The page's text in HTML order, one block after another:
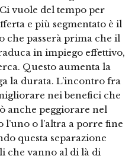
vuole del tempo per
e più segmentato è il
che passerà prima che il
in impiego effettivo,
Questo aumenta la
la durata. L’incontro fra
nei benefici che
anche peggiorare nel
o l’altra a porre fine
questa separazione
che vanno al di là di